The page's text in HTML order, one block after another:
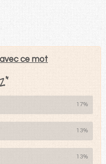
ce mot
17%
13%
13%